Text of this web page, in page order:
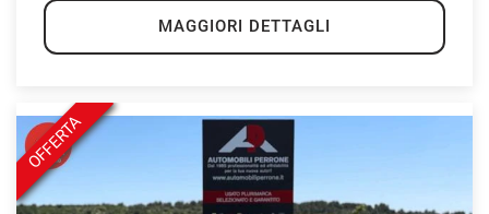
MAGGIORI DETTAGLI
OFFERTA